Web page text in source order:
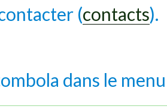
(contacts).
dans le